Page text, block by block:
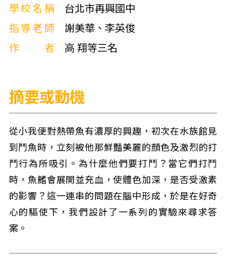
學校名稱
台北市再興國中
指導老師
謝美華、李英俊
作者
高 翔等三名
摘要或動機
從小我便對熱帶魚有濃厚的興趣，初次在水族館見
到鬥魚時，立刻被他那鮮豔美麗的顏色及激烈的打
鬥行為所吸引。為什麼他們要打鬥？當它們打鬥
時，魚鰭會展開並充血，使體色加深，是否受激素
的影響？這一連串的問題在腦中形成，於是在好奇
心的驅使下，我們設計了一系列的實驗來尋求答
案。